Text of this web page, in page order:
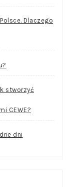
Dlaczego
stworzyć
CEWE?
dni